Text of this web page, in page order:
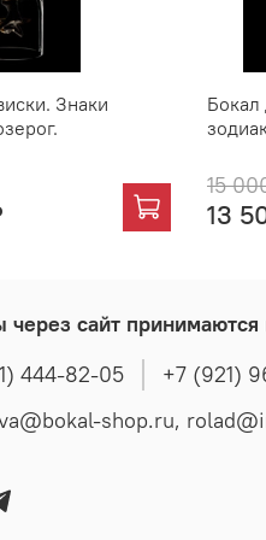
Знаки
Бокал
15
13
через сайт принимаются
444-82-05
+7 (921)
t.popova@bokal-